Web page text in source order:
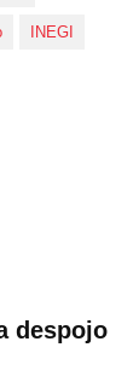
INEGI
despojo